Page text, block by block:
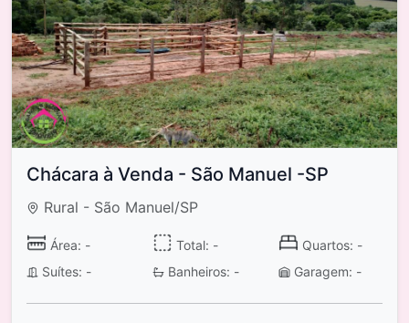
Chácara à Venda - São Manuel -SP
Rural - São Manuel/SP
Área: - Total: -
Quartos: -
Suítes: -
Banheiros: - Garagem: -